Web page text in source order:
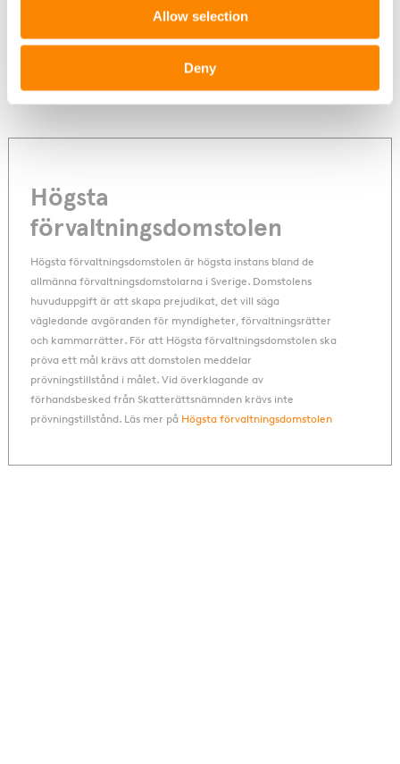
Allow selection
Deny
anledning av att antal avvisade mål från nämnden
Sögård fastigheter, HFD 2021 not. 26
Högsta
förvaltningsdomstolen
Högsta förvaltningsdomstolen är högsta instans bland de
allmänna förvaltningsdomstolarna i Sverige. Domstolens
huvuduppgift är att skapa prejudikat, det vill säga
vägledande avgöranden för myndigheter, förvaltningsrätter
och kammarrätter. För att Högsta förvaltningsdomstolen ska
pröva ett mål krävs att domstolen meddelar
prövningstillstånd i målet. Vid överklagande av
förhandsbesked från Skatterättsnämnden krävs inte
prövningstillstånd. Läs mer på Högsta förvaltningsdomstolen